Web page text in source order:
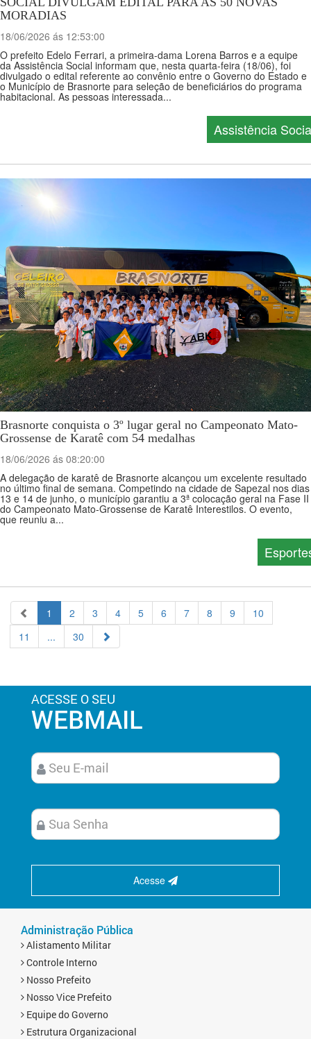
MORADIAS
18/06/2026 ás 12:53:00
O prefeito Edelo Ferrari, a primeira-dama Lorena Barros e a equipe
da Assistência Social informam que, nesta quarta-feira (18/06), foi
divulgado o edital referente ao convênio entre o Governo do Estado e
o Município de Brasnorte para seleção de beneficiários do programa
habitacional. As pessoas interessada...
Assistência
Brasnorte conquista o 3º lugar geral no Campeonato Mato-
Grossense de Karatê com 54 medalhas
18/06/2026 ás 08:20:00
A delegação de karatê de Brasnorte alcançou um excelente resultado
no último final de semana. Competindo na cidade de Sapezal nos dias
13 e 14 de junho, o município garantiu a 3ª colocação geral na Fase II
do Campeonato Mato-Grossense de Karatê Interestilos. O evento,
que reuniu a...
1 2 3 4 5 6 7 8 9
10
11
... 30
ACESSE O SEU
WEBMAIL
Acesse
Administração Pública
Alistamento Militar
Controle Interno
Nosso Prefeito
Nosso Vice Prefeito
Equipe do Governo
Estrutura Organizacional